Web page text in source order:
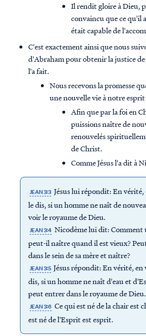
Il rendit gloire à Dieu,
convaincu que ce qu'il
était capable de
C'est exactement ainsi que nous
d'Abraham pour obtenir la justice
l'a fait.
Nous recevons la promesse
une nouvelle vie à notre
Afin que par la foi en
puissions naître de
renouvelés
de Christ.
Comme Jésus l'a dit à
JEAN 3:3 Jésus lui répondit: En
le dis, si un homme ne naît de
voir le royaume de Dieu.
JEAN 3:4 Nicodème lui dit: Comment
peut-il naître quand il est vieux?
dans le sein de sa mère et naître?
JEAN 3:5 Jésus répondit: En vérité, en
dis, si un homme ne naît d'eau et
peut entrer dans le royaume de Dieu.
JEAN 3:6 Ce qui est né de la chair est
est né de l'Esprit est esprit.